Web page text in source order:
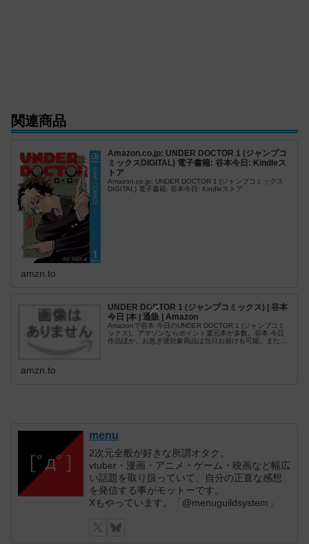
関連商品
Amazon.co.jp: UNDER DOCTOR 1 (ジャンプコ
ミックスDIGITAL) 電子書籍: 谷本今日: Kindleス
トア
Amazon.co.jp: UNDER DOCTOR 1 (ジャンプコミックス
DIGITAL) 電子書籍: 谷本今日: Kindleストア
amzn.to
UNDER DOCTOR 1 (ジャンプコミックス) | 谷本
今日 |本 | 通販 | Amazon
Amazonで谷本 今日のUNDER DOCTOR 1 (ジャンプコミ
ックス)。アマゾンならポイント還元本が多数。谷本 今日
作品ほか、お急ぎ便対象商品は当日お届けも可能。また
amzn.to
menu
2次元全般が好きな所謂オタク。
vtuber・漫画・アニメ・ゲーム・映画など幅広
い話題を取り扱っていて、自分の正直な感想
を発信する事がモットーです。
Xもやっています。「@menuguildsystem」